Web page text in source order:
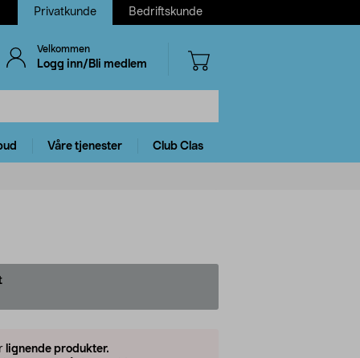
Privatkunde Bedriftskunde
Velkommen
Logg inn/Bli medlem
Våre tjenester Club Clas
lignende produkter.